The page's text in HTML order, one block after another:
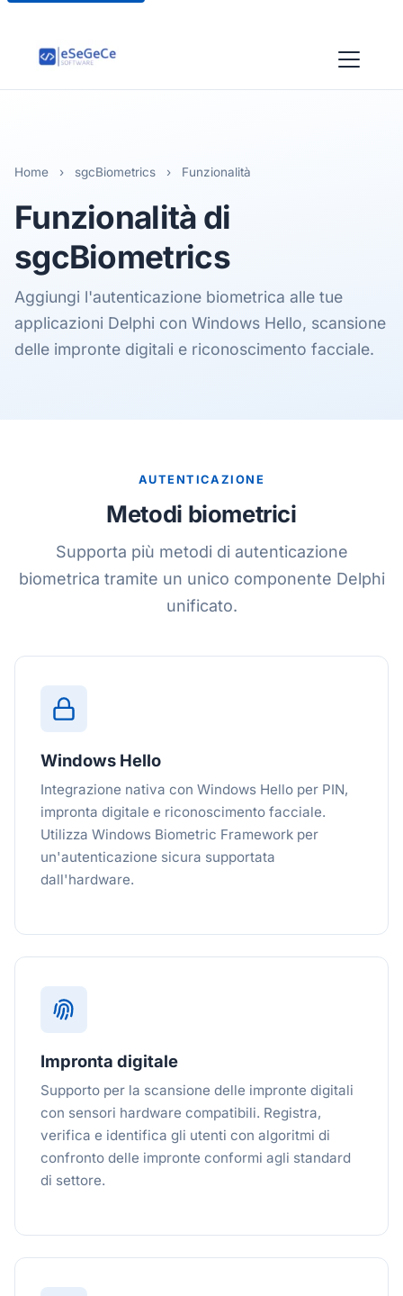
Home › sgcBiometrics › Funzionalità
Funzionalità di
sgcBiometrics
Aggiungi l'autenticazione biometrica alle tue
applicazioni Delphi con Windows Hello, scansione
delle impronte digitali e riconoscimento facciale.
AUTENTICAZIONE
Metodi biometrici
Supporta più metodi di autenticazione
biometrica tramite un unico componente Delphi
unificato.
Windows Hello
Integrazione nativa con Windows Hello per PIN,
impronta digitale e riconoscimento facciale.
Utilizza Windows Biometric Framework per
un'autenticazione sicura supportata
dall'hardware.
Impronta digitale
Supporto per la scansione delle impronte digitali
con sensori hardware compatibili. Registra,
verifica e identifica gli utenti con algoritmi di
confronto delle impronte conformi agli standard
di settore.